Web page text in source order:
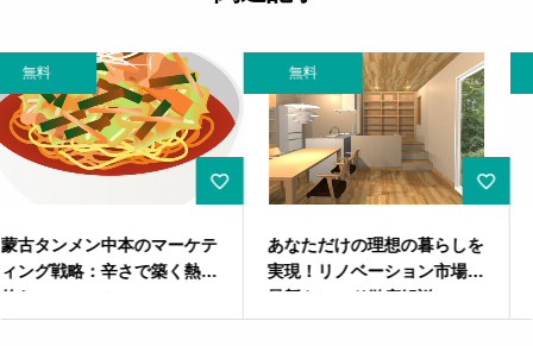
あなただけの理想の暮らしを
実現！リノベーション市場の
「2025年ヒット予測ベスト
30」徹底マーケティング分析
―― “ファン熱狂”と“差別
化”で勝ち抜く本当に売れる